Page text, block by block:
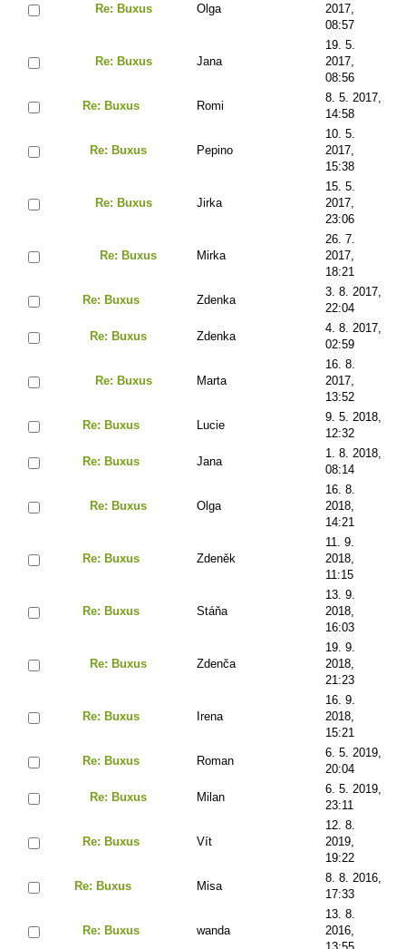
Re: Buxus Olga
2017,
08:57
Re: Buxus Jana
19. 5.
2017,
08:56
Re: Buxus Romi
8. 5. 2017,
14:58
Re: Buxus Pepino
10. 5.
2017,
15:38
Re: Buxus Jirka
15. 5.
2017,
23:06
Re: Buxus Mirka
26. 7.
2017,
18:21
Re: Buxus Zdenka
3. 8. 2017,
22:04
Re: Buxus Zdenka
4. 8. 2017,
02:59
Re: Buxus Marta
16. 8.
2017,
13:52
Re: Buxus Lucie
9. 5. 2018,
12:32
Re: Buxus Jana
1. 8. 2018,
08:14
Re: Buxus Olga
16. 8.
2018,
14:21
Re: Buxus Zdeněk
11. 9.
2018,
11:15
Re: Buxus Stáňa
13. 9.
2018,
16:03
Re: Buxus Zdenča
19. 9.
2018,
21:23
Re: Buxus Irena
16. 9.
2018,
15:21
Re: Buxus Roman
6. 5. 2019,
20:04
Re: Buxus Milan
6. 5. 2019,
23:11
Re: Buxus Vít
12. 8.
2019,
19:22
Re: Buxus Misa
8. 8. 2016,
17:33
Re: Buxus wanda
13. 8.
2016,